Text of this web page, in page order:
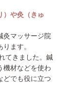
）や灸（きゅ
灸マッサージ院
ます。
てきました。鍼
機材などを使わ
どでも役に立つ